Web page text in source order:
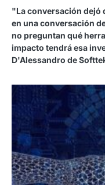
"La conversación dejó
en una conversación
no preguntan qué
impacto tendrá esa
D'Alessandro de